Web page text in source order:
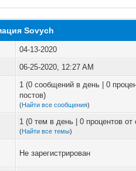
Sovych
04-13-2020
06-25-2020, 12:27 AM
1 (0 сообщений в день | 0
постов)
(Найти все сообщения)
1 (0 тем в день | 0 процентов
(Найти все темы)
Не зарегистрирован